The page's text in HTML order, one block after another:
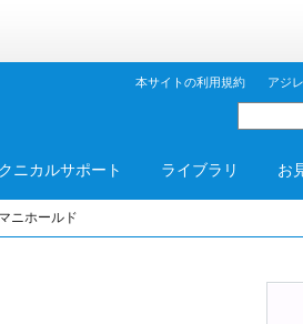
本サイトの利用規約 アジ
ニカルサポート ライブラリ お
ニホールド